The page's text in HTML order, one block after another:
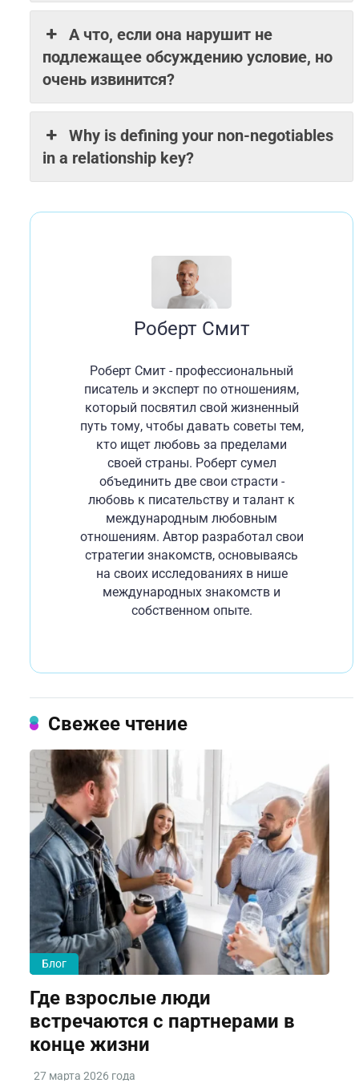
А что, если она нарушит не
подлежащее обсуждению условие, но
очень извинится?
Why is defining your non-negotiables
in a relationship key?
Роберт Смит
Роберт Смит - профессиональный
писатель и эксперт по отношениям,
который посвятил свой жизненный
путь тому, чтобы давать советы тем,
кто ищет любовь за пределами
своей страны. Роберт сумел
объединить две свои страсти -
любовь к писательству и талант к
международным любовным
отношениям. Автор разработал свои
стратегии знакомств, основываясь
на своих исследованиях в нише
международных знакомств и
собственном опыте.
Свежее чтение
Блог
Где взрослые люди
встречаются с партнерами в
конце жизни
27 марта 2026 года